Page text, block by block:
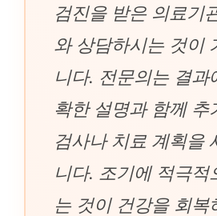
검진을 받은 의료기
와 상담하시는 것이
니다. 전문의는 결과
확한 설명과 함께 추
검사나 치료 계획을
니다. 조기에 적극적
는 것이 건강을 회복